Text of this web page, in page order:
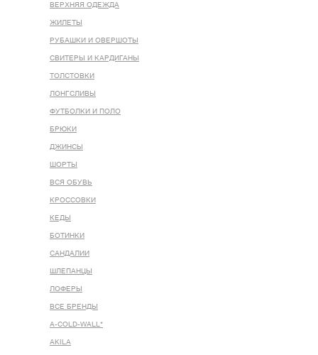
ВЕРХНЯЯ ОДЕЖДА
ЖИЛЕТЫ
РУБАШКИ И ОВЕРШОТЫ
СВИТЕРЫ И КАРДИГАНЫ
ТОЛСТОВКИ
ЛОНГСЛИВЫ
ФУТБОЛКИ И ПОЛО
БРЮКИ
ДЖИНСЫ
ШОРТЫ
ВСЯ ОБУВЬ
КРОССОВКИ
КЕДЫ
БОТИНКИ
САНДАЛИИ
ШЛЕПАНЦЫ
ЛОФЕРЫ
ВСЕ БРЕНДЫ
A-COLD-WALL*
AKILA